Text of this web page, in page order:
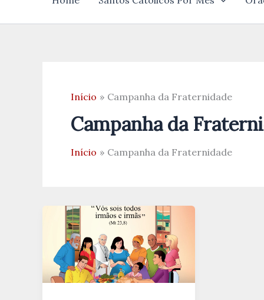
Início Campanha da Fraternidade
Campanha da
Início Campanha da Fraternidade